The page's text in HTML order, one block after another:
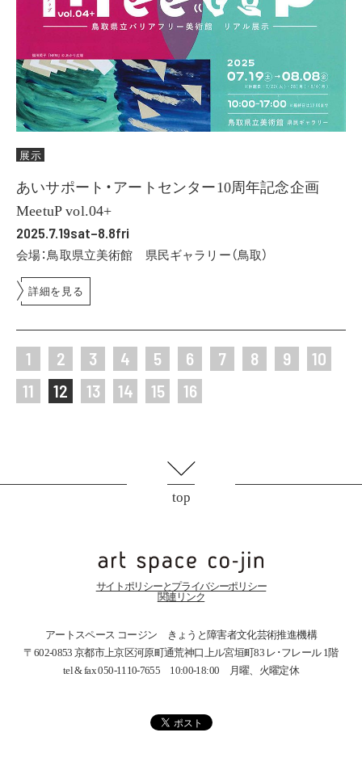
展示
あいサポート・アートセンター10周年記念企画
MeetuP vol.04+
2025.7.19sat–8.8fri
会場：鳥取県立美術館 県民ギャラリー（鳥取）
詳細を見る
1 2 3 4 5 6 7 8 9
10
11
12 13 14 15 16
top
サイトポリシーとプライバシーポリシー
関連リンク
アートスペース コージン きょうと障害者文化芸術推進機構
〒602-0853 京都市上京区河原町通荒神口上ル宮垣町83 レ･フレール 1階
tel & fax 050-1110-7655 10:00-18:00 月曜、火曜定休